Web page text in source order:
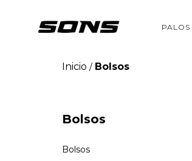
PALOS
Inicio / Bolsos
Bolsos
Bolsos